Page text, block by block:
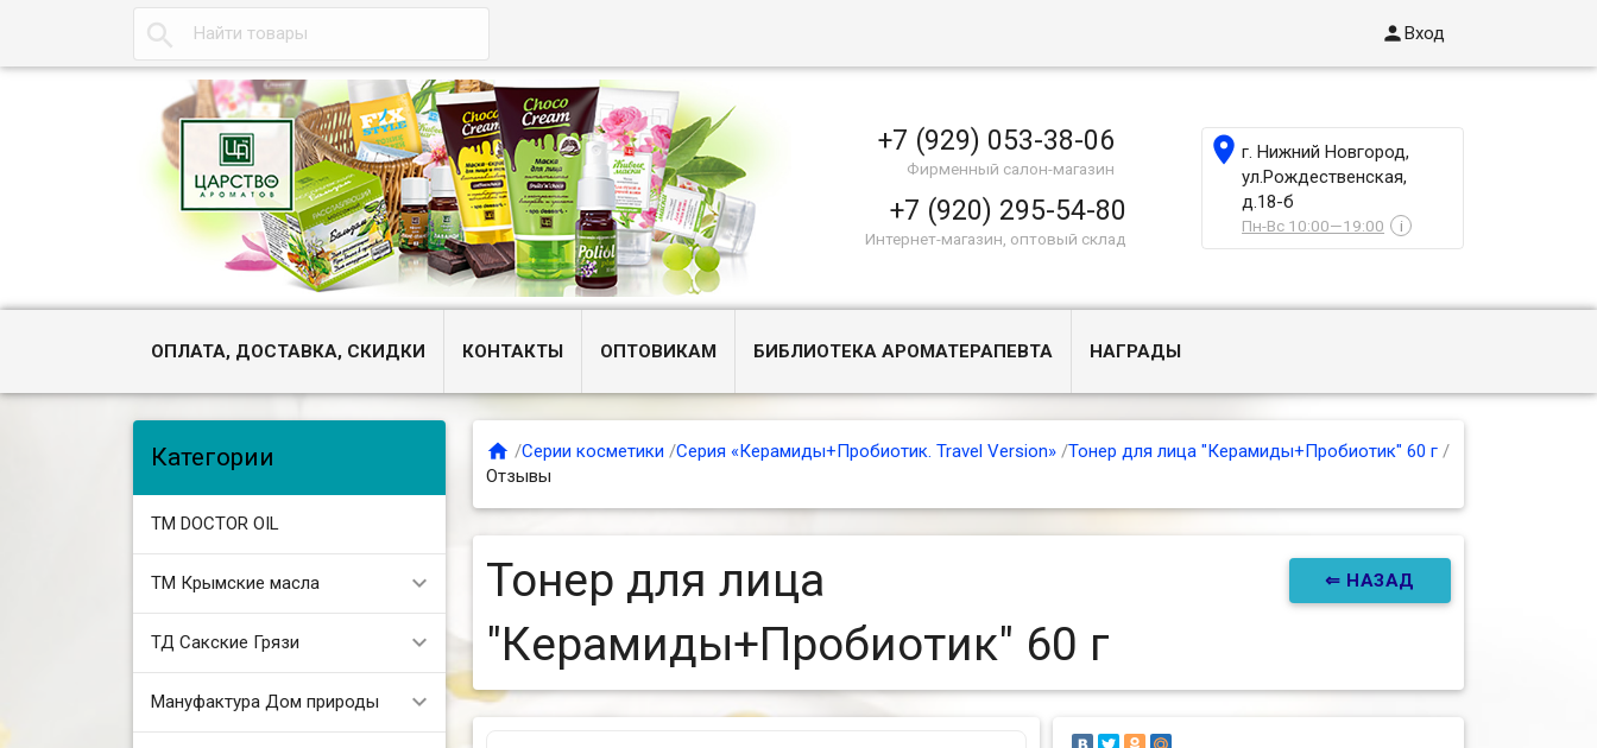
 Вход
+7 (929) 053-38-06
Фирменный салон-магазин
+7 (920) 295-54-80
Интернет-магазин, оптовый склад
г. Нижний Новгород,
ул.Рождественская,
д.18-б
Пн-Вс 10:00—19:00 i
ОПЛАТА, ДОСТАВКА, СКИДКИ КОНТАКТЫ ОПТОВИКАМ БИБЛИОТЕКА АРОМАТЕРАПЕВТА НАГРАДЫ
Категории
ТМ DOCTOR OIL
ТМ Крымские масла
ТД Сакские Грязи
Мануфактура Дом природы
 /Серии косметики /Серия «Керамиды+Пробиотик. Travel Version» /Тонер для лица "Керамиды+Пробиотик" 60 г /
Отзывы
⇐ НАЗАД
Тонер для лица
"Керамиды+Пробиотик" 60 г